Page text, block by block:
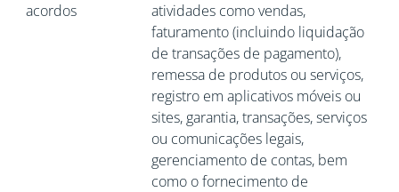
acordos
atividades como vendas,
faturamento (incluindo liquidação
de transações de pagamento),
remessa de produtos ou serviços,
registro em aplicativos móveis ou
sites, garantia, transações, serviços
ou comunicações legais,
gerenciamento de contas, bem
como o fornecimento de